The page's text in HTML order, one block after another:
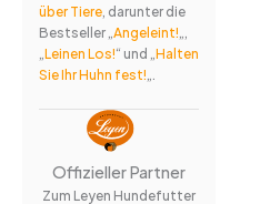
über Tiere, darunter die
Bestseller „ Angeleint!
Leinen Los!“ und „ Halten
Sie Ihr Huhn fest!
Offizieller Partner
Zum Leyen Hundefutter